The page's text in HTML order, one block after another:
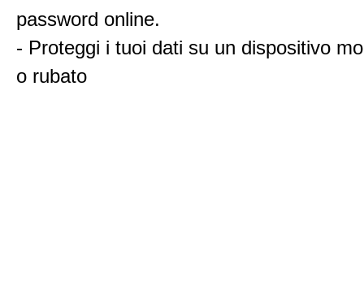
password online.
- Proteggi i tuoi dati su un dispositivo
o rubato